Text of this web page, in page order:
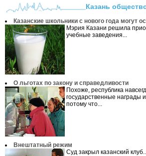
Казань
Казанские школьники с нового года могут
Мэрия Казани решила
учебные заведения...
О льготах по закону и справедливости
Похоже, республика
государственные награды
потому что...
Внештатный режим
Суд закрыл казанский